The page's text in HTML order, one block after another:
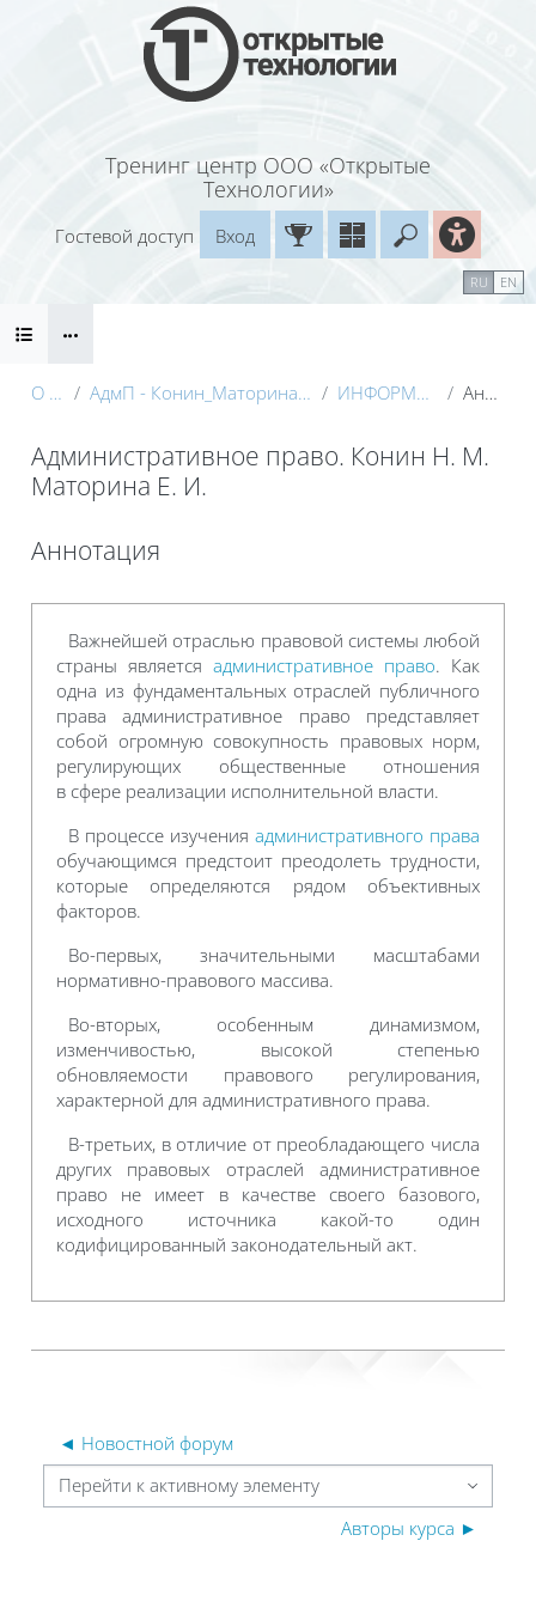
Перейти к основному содержанию
Тренинг центр ООО «Открытые
Технологии»
Введите
Гостевой доступ
Вход
RU EN
Блоки
О курсе АдмП - Конин_Маторина (Электронный курс)_Демо ИНФОРМАЦИЯ О КУРСЕ Аннотация
Административное право. Конин Н. М.
Маторина Е. И.
Аннотация
Важнейшей отраслью правовой системы любой
страны является административное право. Как
одна из фундаментальных отраслей публичного
права административное право представляет
собой огромную совокупность правовых норм,
регулирующих общественные отношения
в сфере реализации исполнительной власти.
В процессе изучения административного права
обучающимся предстоит преодолеть трудности,
которые определяются рядом объективных
факторов.
Во-первых, значительными масштабами
нормативно-правового массива.
Во-вторых, особенным динамизмом,
изменчивостью, высокой степенью
обновляемости правового регулирования,
характерной для административного права.
В-третьих, в отличие от преобладающего числа
других правовых отраслей административное
право не имеет в качестве своего базового,
исходного источника какой-то один
кодифицированный законодательный акт.
◄ Новостной форум
Перейти к активному элементу
Авторы курса ►